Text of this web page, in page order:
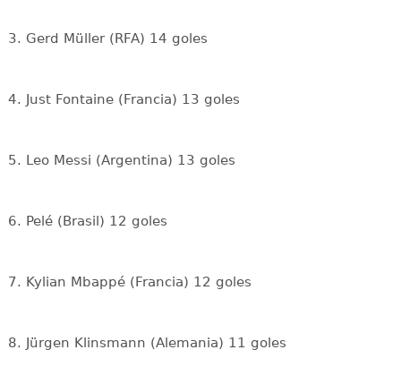
3. Gerd Müller (RFA) 14 goles
4. Just Fontaine (Francia) 13 goles
5. Leo Messi (Argentina) 13 goles
6. Pelé (Brasil) 12 goles
7. Kylian Mbappé (Francia) 12 goles
8. Jürgen Klinsmann (Alemania) 11 goles